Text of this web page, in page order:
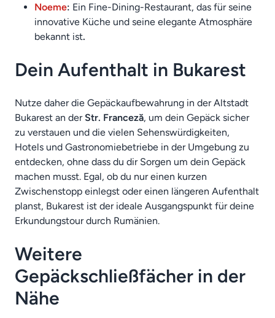
Noeme: Ein Fine-Dining-Restaurant, das für seine
innovative Küche und seine elegante Atmosphäre
bekannt ist.
Dein Aufenthalt in Bukarest
Nutze daher die Gepäckaufbewahrung in der Altstadt
Bukarest an der Str. Franceză, um dein Gepäck sicher
zu verstauen und die vielen Sehenswürdigkeiten,
Hotels und Gastronomiebetriebe in der Umgebung zu
entdecken, ohne dass du dir Sorgen um dein Gepäck
machen musst. Egal, ob du nur einen kurzen
Zwischenstopp einlegst oder einen längeren Aufenthalt
planst, Bukarest ist der ideale Ausgangspunkt für deine
Erkundungstour durch Rumänien.
Weitere
Gepäckschließfächer in der
Nähe